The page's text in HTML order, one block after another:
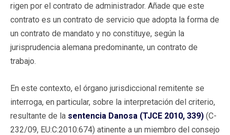
rigen por el contrato de administrador. Añade que este
contrato es un contrato de servicio que adopta la forma de
un contrato de mandato y no constituye, según la
jurisprudencia alemana predominante, un contrato de
trabajo.
En este contexto, el órgano jurisdiccional remitente se
interroga, en particular, sobre la interpretación del criterio,
resultante de la sentencia Danosa (TJCE 2010, 339) (C-
232/09, EU:C:2010:674) atinente a un miembro del consejo